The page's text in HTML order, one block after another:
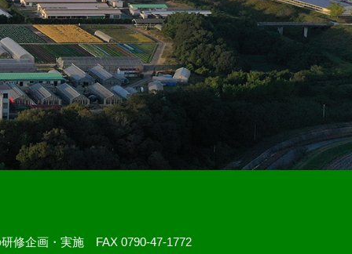
修企画・実施 FAX 0790-47-1772